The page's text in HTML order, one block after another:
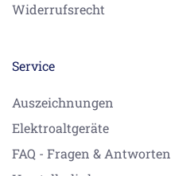
Widerrufsrecht
Service
Auszeichnungen
Elektroaltgeräte
FAQ - Fragen & Antworten